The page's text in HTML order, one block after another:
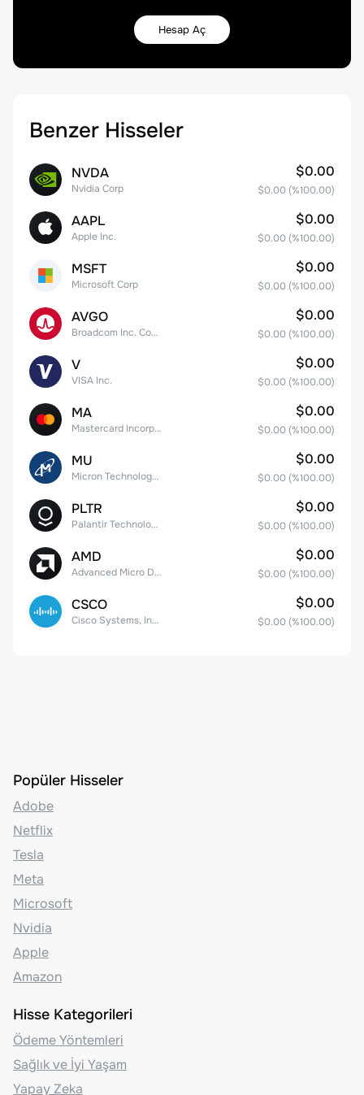
Hesap Aç
Benzer Hisseler
NVDA
Nvidia Corp
$0.00
$0.00 (%100.00)
AAPL
Apple Inc.
$0.00
$0.00 (%100.00)
MSFT
Microsoft Corp
$0.00
$0.00 (%100.00)
AVGO
Broadcom Inc. Common Stock
$0.00
$0.00 (%100.00)
V
VISA Inc.
$0.00
$0.00 (%100.00)
MA
Mastercard Incorporated
$0.00
$0.00 (%100.00)
MU
Micron Technology, Inc.
$0.00
$0.00 (%100.00)
PLTR
Palantir Technologies Inc. Class A Common Stock
$0.00
$0.00 (%100.00)
AMD
Advanced Micro Devices
$0.00
$0.00 (%100.00)
CSCO
Cisco Systems, Inc. Common Stock (DE)
$0.00
$0.00 (%100.00)
Popüler Hisseler
Adobe
Netflix
Tesla
Meta
Microsoft
Nvidia
Apple
Amazon
Hisse Kategorileri
Ödeme Yöntemleri
Sağlık ve İyi Yaşam
Yapay Zeka